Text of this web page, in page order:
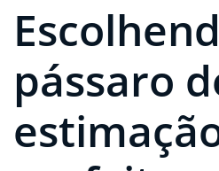
pássaro